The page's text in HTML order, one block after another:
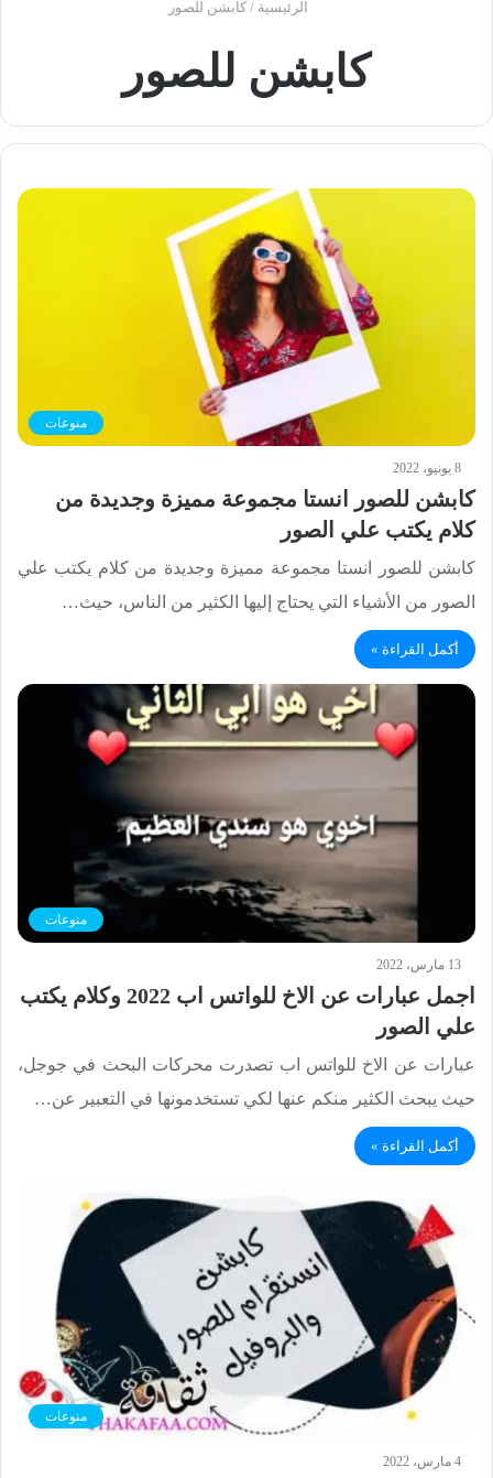
الرئيسية / كابشن للصور
كابشن للصور
منوعات
8 يونيو، 2022
كابشن للصور انستا مجموعة مميزة وجديدة من
كلام يكتب علي الصور
كابشن للصور انستا مجموعة مميزة وجديدة من كلام يكتب علي
الصور من الأشياء التي يحتاج إليها الكثير من الناس، حيث…
أكمل القراءة »
منوعات
13 مارس، 2022
اجمل عبارات عن الاخ للواتس اب 2022 وكلام يكتب
علي الصور
عبارات عن الاخ للواتس اب تصدرت محركات البحث في جوجل،
حيث يبحث الكثير منكم عنها لكي تستخدمونها في التعبير عن…
أكمل القراءة »
منوعات
4 مارس، 2022